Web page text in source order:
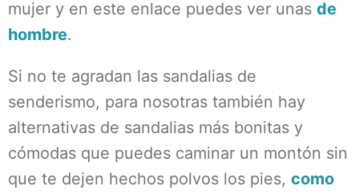
mujer y en este enlace puedes ver unas de
hombre.
Si no te agradan las sandalias de
senderismo, para nosotras también hay
alternativas de sandalias más bonitas y
cómodas que puedes caminar un montón sin
que te dejen hechos polvos los pies, como